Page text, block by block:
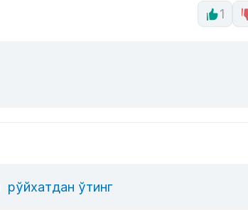
1
рўйхатдан ўтинг